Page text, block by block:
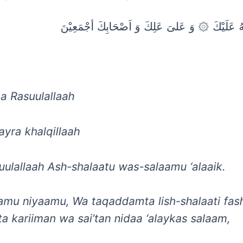
عَلَيْكَ ۞ وَ عَلىَ عَلِكَ وَ اَصْحَابِكَ أجْمَعِيْنَ
Rasuulallaah
khalqillaah
Ash-shalaatu was-salaamu ‘alaaik.
niyaamu, Wa taqaddamta lish-shalaati
wa sai’tan nidaa ‘alaykas salaam,